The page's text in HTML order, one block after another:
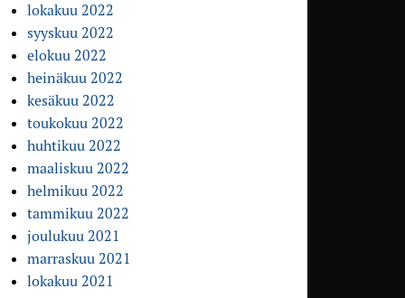
lokakuu 2022
syyskuu 2022
elokuu 2022
heinäkuu 2022
kesäkuu 2022
toukokuu 2022
huhtikuu 2022
maaliskuu 2022
helmikuu 2022
tammikuu 2022
joulukuu 2021
marraskuu 2021
lokakuu 2021